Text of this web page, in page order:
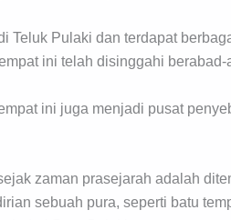
Teluk Pulaki dan terdapat
ini telah disinggahi berabad-
ini juga menjadi pusat
zaman prasejarah adalah
sebuah pura, seperti batu